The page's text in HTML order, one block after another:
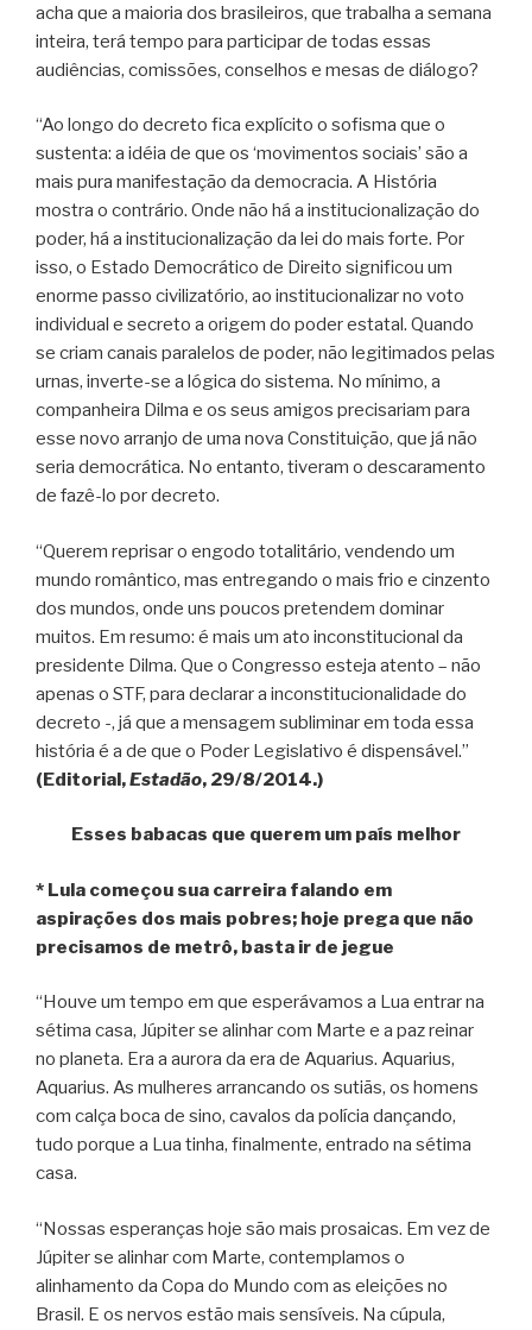
acha que a maioria dos brasileiros, que trabalha a semana
inteira, terá tempo para participar de todas essas
audiências, comissões, conselhos e mesas de diálogo?
“Ao longo do decreto fica explícito o sofisma que o
sustenta: a idéia de que os ‘movimentos sociais’ são a
mais pura manifestação da democracia. A História
mostra o contrário. Onde não há a institucionalização do
poder, há a institucionalização da lei do mais forte. Por
isso, o Estado Democrático de Direito significou um
enorme passo civilizatório, ao institucionalizar no voto
individual e secreto a origem do poder estatal. Quando
se criam canais paralelos de poder, não legitimados pelas
urnas, inverte-se a lógica do sistema. No mínimo, a
companheira Dilma e os seus amigos precisariam para
esse novo arranjo de uma nova Constituição, que já não
seria democrática. No entanto, tiveram o descaramento
de fazê-lo por decreto.
“Querem reprisar o engodo totalitário, vendendo um
mundo romântico, mas entregando o mais frio e cinzento
dos mundos, onde uns poucos pretendem dominar
muitos. Em resumo: é mais um ato inconstitucional da
presidente Dilma. Que o Congresso esteja atento – não
apenas o STF, para declarar a inconstitucionalidade do
decreto -, já que a mensagem subliminar em toda essa
história é a de que o Poder Legislativo é dispensável.”
(Editorial,Estadão, 29/8/2014.)
Esses babacas que querem um país melhor
* Lula começou sua carreira falando em
aspirações dos mais pobres; hoje prega que não
precisamos de metrô, basta ir de jegue
“Houve um tempo em que esperávamos a Lua entrar na
sétima casa, Júpiter se alinhar com Marte e a paz reinar
no planeta. Era a aurora da era de Aquarius. Aquarius,
Aquarius. As mulheres arrancando os sutiãs, os homens
com calça boca de sino, cavalos da polícia dançando,
tudo porque a Lua tinha, finalmente, entrado na sétima
casa.
“Nossas esperanças hoje são mais prosaicas. Em vez de
Júpiter se alinhar com Marte, contemplamos o
alinhamento da Copa do Mundo com as eleições no
Brasil. E os nervos estão mais sensíveis. Na cúpula,